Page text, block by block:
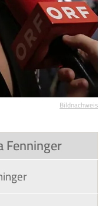
Bildnachweis
Fenninger